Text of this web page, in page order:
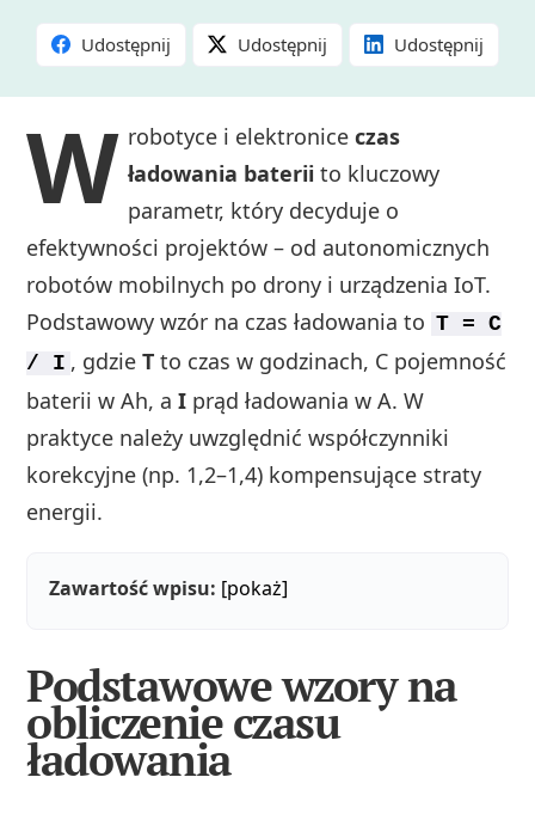
Udostępnij Udostępnij Udostępnij
W robotyce i elektroniceczas
ładowania baterii to kluczowy
parametr, który decyduje o
efektywności projektów – od autonomicznych
robotów mobilnych po drony i urządzenia IoT.
Podstawowy wzór na czas ładowania to T = C
/ I , gdzieT to czas w godzinach, C pojemność
baterii w Ah, aI prąd ładowania w A. W
praktyce należy uwzględnić współczynniki
korekcyjne (np. 1,2–1,4) kompensujące straty
energii.
Zawartość wpisu: [pokaż]
Podstawowe wzory na
obliczenie czasu
ładowania